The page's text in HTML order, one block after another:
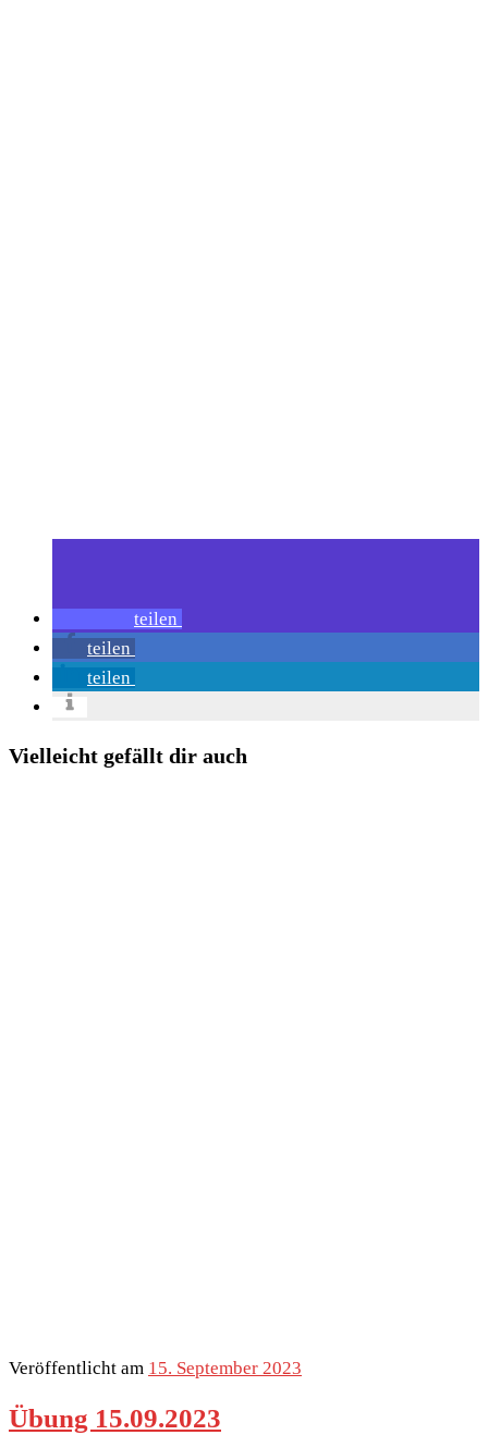
teilen
teilen
teilen
Vielleicht gefällt dir auch
Veröffentlicht am 15. September 2023
Übung 15.09.2023